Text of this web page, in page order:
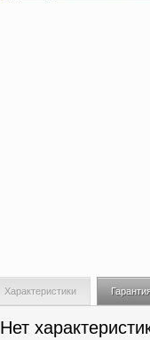
Характеристики
Нет